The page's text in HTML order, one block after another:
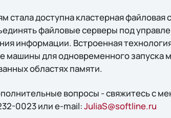
стала доступна кластерная файловая
файловые серверы под
информации. Встроенная
машины для одновременного запуска
областях памяти.
вопросы - свяжитесь с
0023 или e-mail:JuliaS@softline.ru